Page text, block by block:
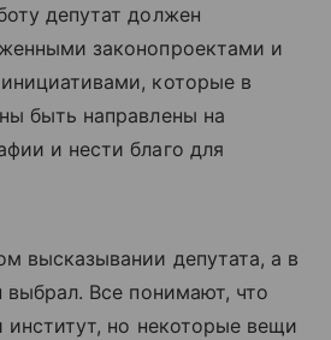
депутат должен
законопроектами и
которые в
быть направлены на
и нести благо для
высказывании депутата, а в
Все понимают, что
но некоторые вещи